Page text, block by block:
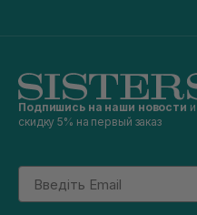
Подпишись на наши новости
скидку 5% на первый заказ
Email